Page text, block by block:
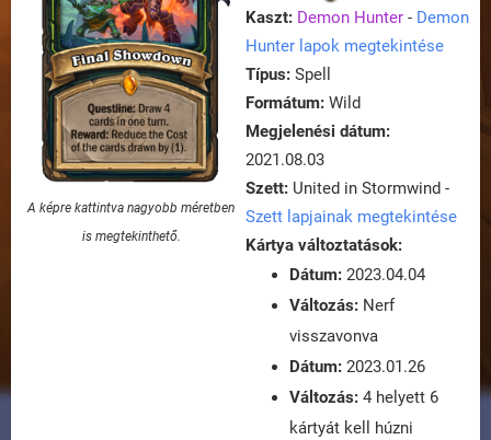
A képre kattintva nagyobb méretben
is megtekinthető.
Kaszt: Demon Hunter - Demon
Hunter lapok megtekintése
Típus: Spell
Formátum: Wild
Megjelenési dátum:
2021.08.03
Szett: United in Stormwind -
Szett lapjainak megtekintése
Kártya változtatások:
Dátum: 2023.04.04
Változás: Nerf
visszavonva
Dátum: 2023.01.26
Változás: 4 helyett 6
kártyát kell húzni